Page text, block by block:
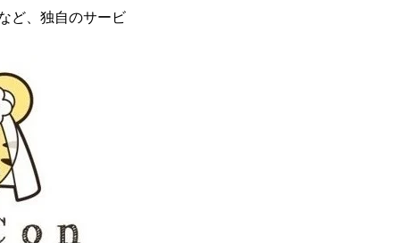
ど、独自のサービ